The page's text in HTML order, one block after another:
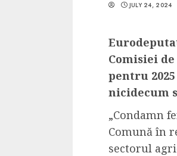
JULY 24, 2024
Comisiei
pentru
nicidecum
„Condamn
Comună în
sectorul
5